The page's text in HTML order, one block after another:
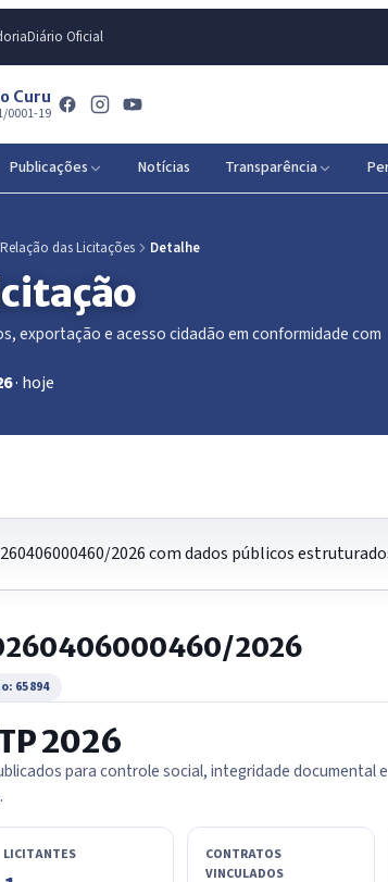
Diário Oficial
Curu
0001-19
Publicações Notícias Transparência
Relação das Licitações Detalhe
exportação e acesso cidadão em conformidade com
· hoje
2026 com dados públicos
2026
65894
2026
para controle social, integridade documental e
LICITANTES
CONTRATOS
VINCULADOS